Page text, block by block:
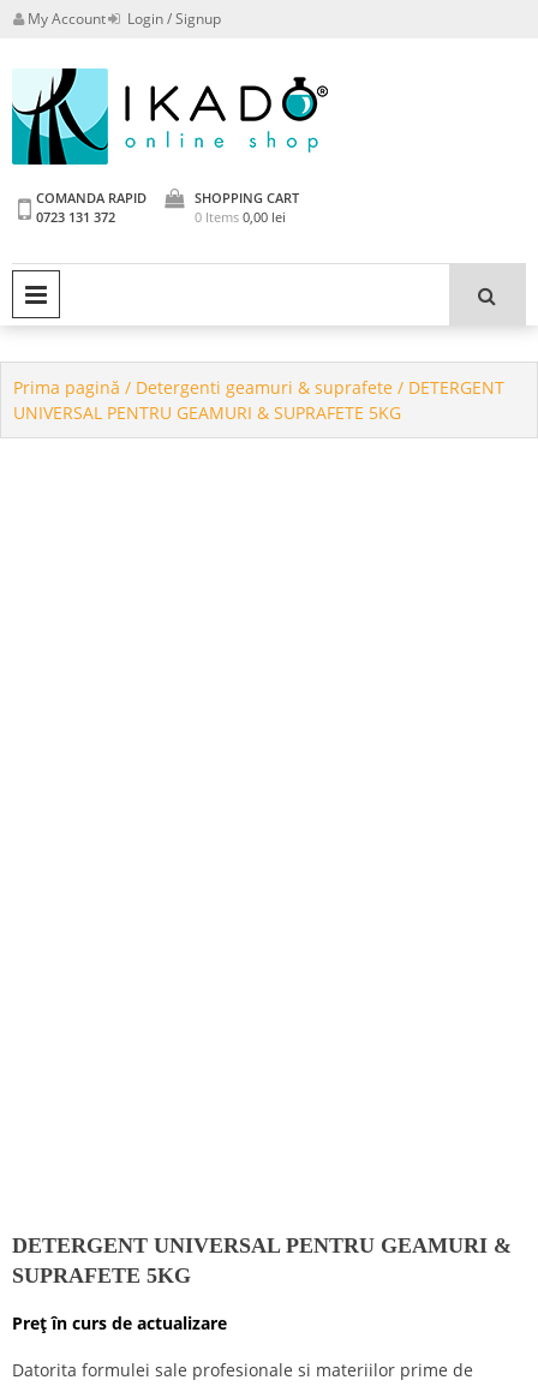
Skip
content
My Account Login / Signup
COMANDA RAPID
0723 131 372
SHOPPING CART
0 Items 0,00 lei
Prima pagină / Detergenti geamuri & suprafete / DETERGENT
UNIVERSAL PENTRU GEAMURI & SUPRAFETE 5KG
DETERGENT UNIVERSAL PENTRU GEAMURI &
SUPRAFETE 5KG
Preț în curs de actualizare
Datorita formulei sale profesionale si materiilor prime de